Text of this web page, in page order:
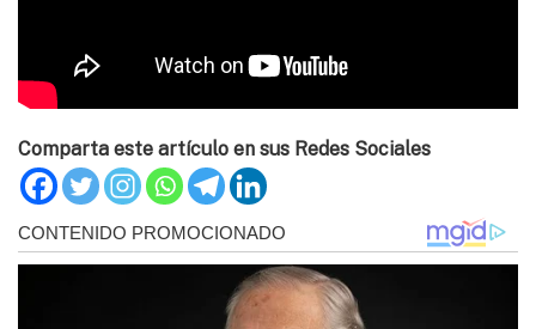
Comparta este artículo en sus Redes Sociales